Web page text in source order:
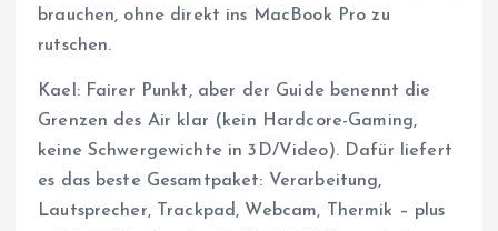
brauchen, ohne direkt ins MacBook Pro zu
rutschen.
Kael: Fairer Punkt, aber der Guide benennt die
Grenzen des Air klar (kein Hardcore-Gaming,
keine Schwergewichte in 3D/Video). Dafür liefert
es das beste Gesamtpaket: Verarbeitung,
Lautsprecher, Trackpad, Webcam, Thermik – plus